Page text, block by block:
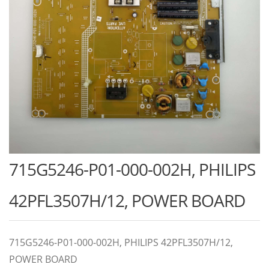
715G5246-P01-000-002H, PHILIPS
42PFL3507H/12, POWER BOARD
715G5246-P01-000-002H, PHILIPS 42PFL3507H/12,
POWER BOARD